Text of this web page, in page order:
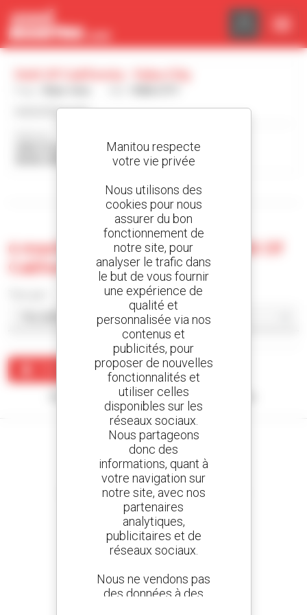
www.holtca.com
95993-8928 YUBA CITY États-Unis
Afficher les filtres de recherche
0 machine d'occasion chez Holt Of
California - Yuba City
Créer une alerte
Aucun résultat ne correspond à votre recherche.
Créez vos alertes
et recevez des annonces de matériels d'occasion
Manitou partout dans le monde
Panneau de gestion des cookies
Manitou respecte
votre vie privée
Nous utilisons des
cookies pour nous
assurer du bon
fonctionnement de
notre site, pour
analyser le trafic dans
le but de vous fournir
une expérience de
qualité et
personnalisée via nos
contenus et
publicités, pour
proposer de nouvelles
fonctionnalités et
utiliser celles
disponibles sur les
réseaux sociaux.
Nous partageons
donc des
informations, quant à
votre navigation sur
notre site, avec nos
partenaires
analytiques,
publicitaires et de
réseaux sociaux.
Nous ne vendons pas
des données à des